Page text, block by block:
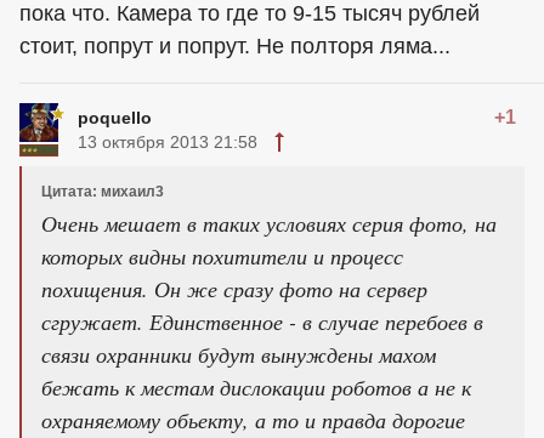
пока что. Камера то где то 9-15 тысяч рублей
стоит, попрут и попрут. Не полторя ляма...
poquello +1
13 октября 2013 21:58
Цитата: михаил3
Очень мешает в таких условиях серия фото, на
которых видны похитители и процесс
похищения. Он же сразу фото на сервер
сгружает. Единственное - в случае перебоев в
связи охранники будут вынуждены махом
бежать к местам дислокации роботов а не к
охраняемому обьекту, а то и правда дорогие